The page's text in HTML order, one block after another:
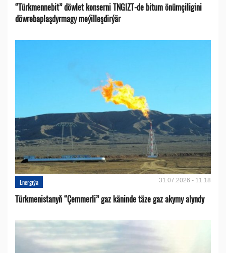
“Türkmennebit” döwlet konserni TNGIZT-de bitum önümçiligini
döwrebaplaşdyrmagy meýilleşdirýär
Energiýa 31.07.2026 - 11:18
Türkmenistanyň “Çemmerli” gaz käninde täze gaz akymy alyndy